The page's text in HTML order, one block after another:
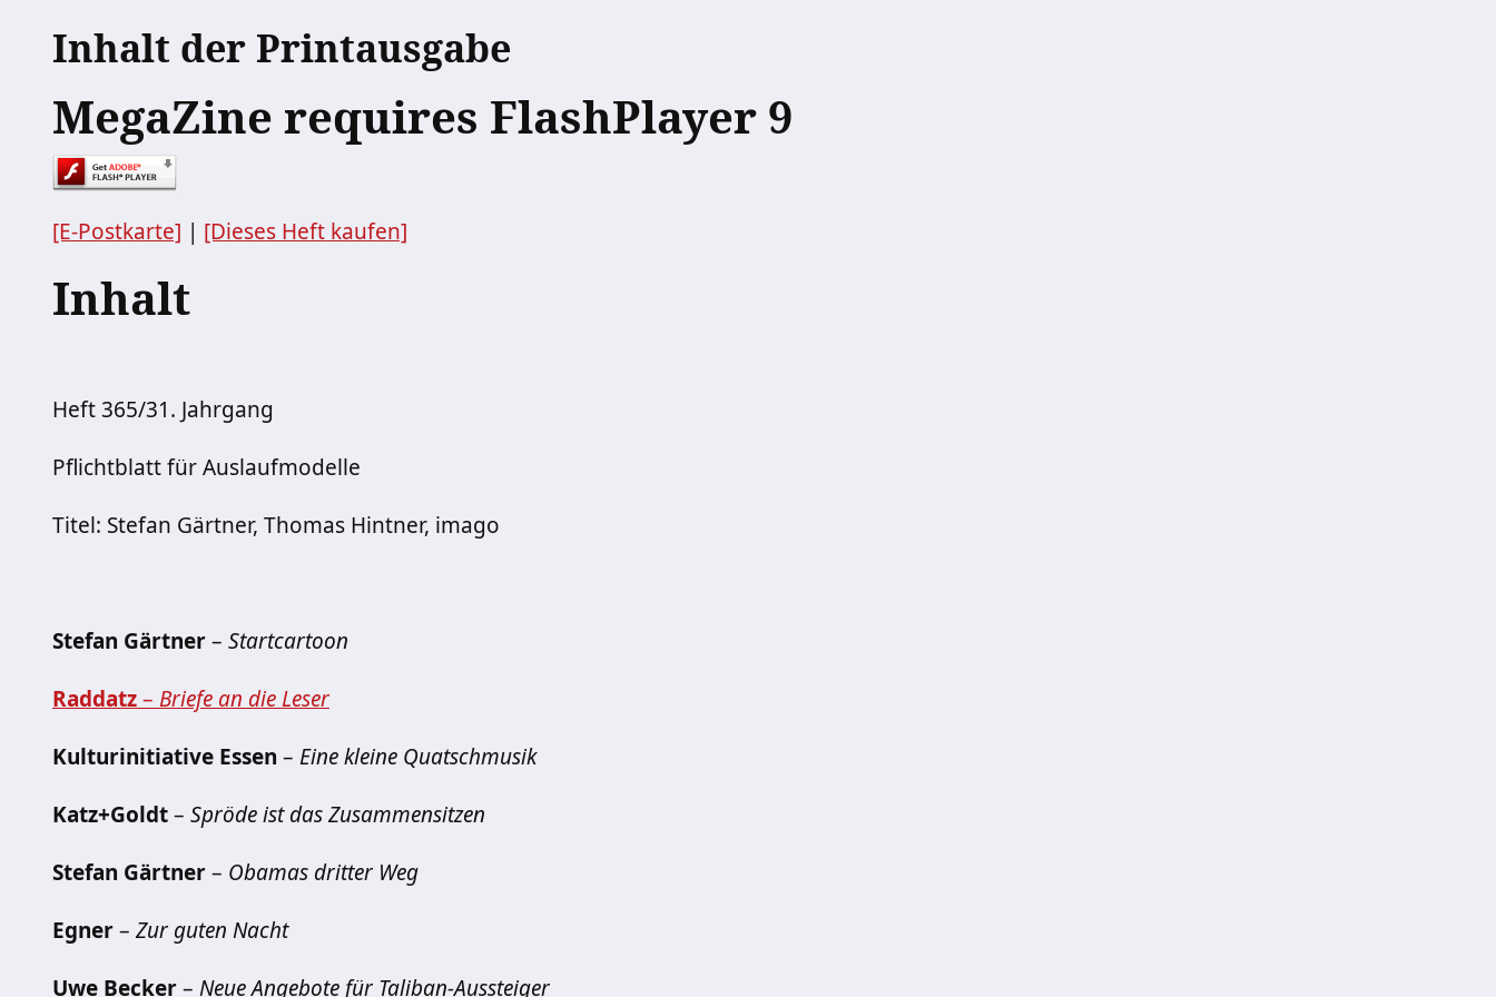
Inhalt der Printausgabe
MegaZine requires FlashPlayer 9
[E-Postkarte] | [Dieses Heft kaufen]
Inhalt
Heft 365/31. Jahrgang
Pflichtblatt für Auslaufmodelle
Titel: Stefan Gärtner, Thomas Hintner, imago
Stefan Gärtner– Startcartoon
Raddatz– Briefe an die Leser
Kulturinitiative Essen – Eine kleine Quatschmusik
Katz+Goldt– Spröde ist das Zusammensitzen
Stefan Gärtner– Obamas dritter Weg
Egner– Zur guten Nacht
Uwe Becker– Neue Angebote für Taliban-Aussteiger